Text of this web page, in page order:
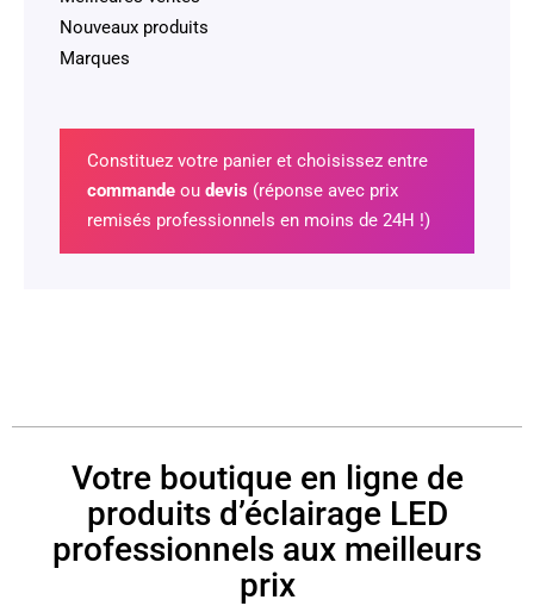
Nouveaux produits
Marques
Constituez votre panier et choisissez entre
commandeou devis (réponse avec prix
remisés professionnels en moins de 24H !)
Votre boutique en ligne de
produits d’éclairage LED
professionnels aux meilleurs
prix